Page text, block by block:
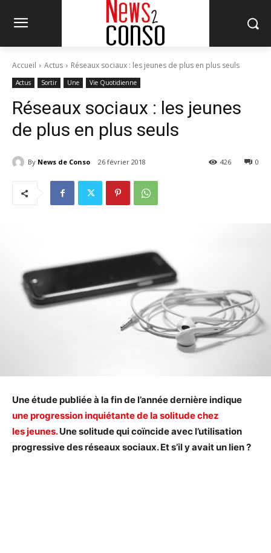
Accueil Actus Réseaux sociaux : les jeunes de plus en plus seuls
Actus Sortir Une Vie Quotidienne
Réseaux sociaux : les jeunes
de plus en plus seuls
By News de Conso 26 février 2018 0
426
Une étude publiée à la fin de l’année dernière indique
une progression inquiétante de la solitude chez
les jeunes.Une solitude qui coïncide avec l’utilisation
progressive des réseaux sociaux. Et s’il y avait un lien ?